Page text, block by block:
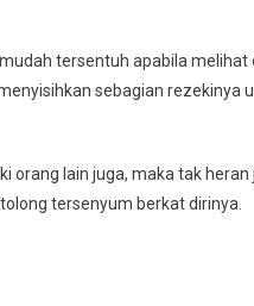
tersentuh apabila melihat
sebagian rezekinya
orang lain juga, maka tak
tersenyum berkat dirinya.